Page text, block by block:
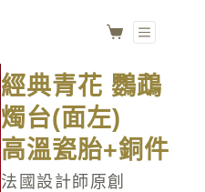
經典青花 鸚鵡
燭台(面左)
高溫瓷胎+銅件
法國設計師原創